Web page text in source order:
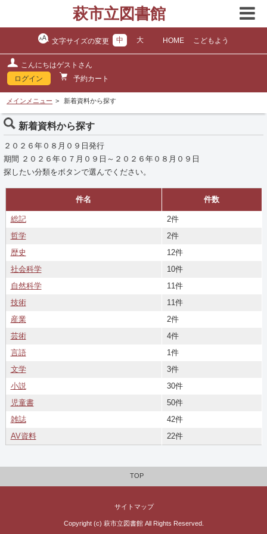
萩市立図書館
文字サイズの変更 中 大 HOME こどもよう
こんにちはゲストさん
ログイン
予約カート
メインメニュー 新着資料から探す
新着資料から探す
２０２６年０８月０９日発行
期間 ２０２６年０７月０９日～２０２６年０８月０９日
探したい分類をボタンで選んでください。
件名 件数
総記
2件
哲学
2件
歴史
12件
社会科学
10件
自然科学
11件
技術
11件
産業
2件
芸術
4件
言語
1件
文学
3件
小説
30件
児童書
50件
雑誌
42件
AV資料
22件
TOP
サイトマップ
Copyright (c) 萩市立図書館 All Rights Reserved.